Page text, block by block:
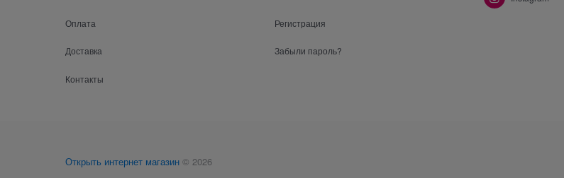
Оплата
Доставка
Контакты
Регистрация
Забыли пароль?
Открыть интернет магазин © 2026